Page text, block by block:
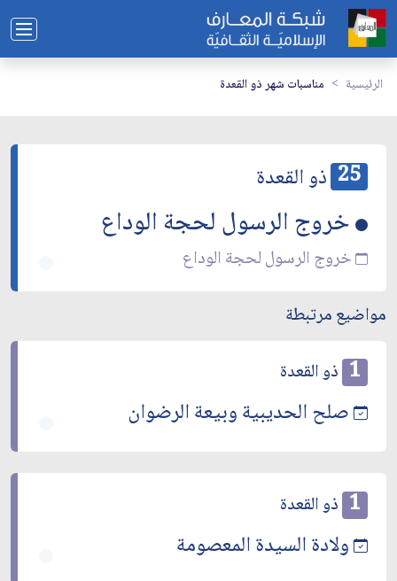
الرئيسية مناسبات شهر ذو القعدة
25 ذو القعدة
خروج الرسول لحجة الوداع
خروج الرسول لحجة الوداع
مواضيع مرتبطة
1 ذو القعدة
صلح الحديبية وبيعة الرضوان
1 ذو القعدة
ولادة السيدة المعصومة